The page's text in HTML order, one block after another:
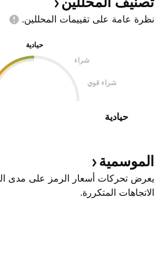
نظرة عامة على تقييمات المحللين.
حيادية
شراء
شراء قوي
حيادية
الموسمية
يعرض تحركات أسعار الرمز على مدى
الاتجاهات المتكررة.